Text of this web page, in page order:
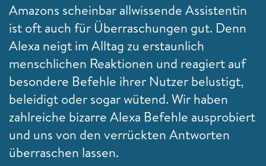
Amazons scheinbar allwissende Assistentin
ist oft auch für Überraschungen gut. Denn
Alexa neigt im Alltag zu erstaunlich
menschlichen Reaktionen und reagiert auf
besondere Befehle ihrer Nutzer belustigt,
beleidigt oder sogar wütend. Wir haben
zahlreiche bizarre Alexa Befehle ausprobiert
und uns von den verrückten Antworten
überraschen lassen.